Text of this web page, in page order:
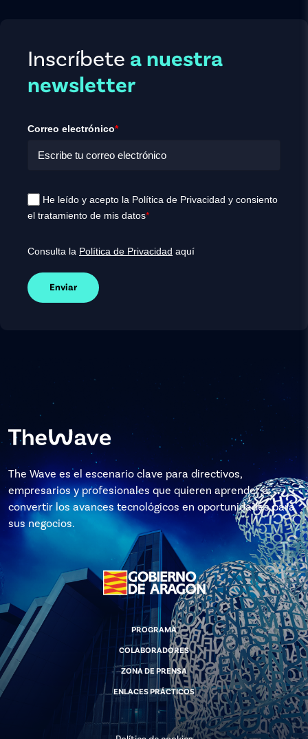
Inscríbete a nuestra
newsletter
Correo electrónico*
He leído y acepto la Política de Privacidad y consiento
el tratamiento de mis datos*
Consulta la Política de Privacidad aquí
Enviar
The Wave es el escenario clave para directivos,
empresarios y profesionales que quieren aprender a
convertir los avances tecnológicos en oportunidades para
sus negocios.
PROGRAMA
COLABORADORES
ZONA DE PRENSA
ENLACES PRÁCTICOS